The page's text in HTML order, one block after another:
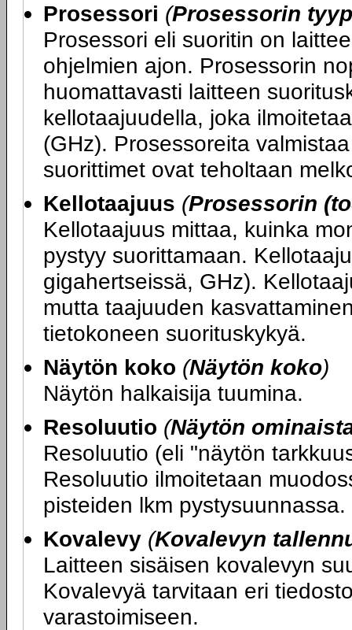
Prosessori (Prosessorin
Prosessori eli suoritin on
ohjelmien ajon. Prosessorin
huomattavasti laitteen
kellotaajuudella, joka
(GHz). Prosessoreita
suorittimet ovat teholtaan
Kellotaajuus (Prosessorin
Kellotaajuus mittaa, kuinka
pystyy suorittamaan.
gigahertseissä, GHz).
mutta taajuuden
tietokoneen suorituskykyä.
Näytön koko (Näytön koko)
Näytön halkaisija tuumina.
Resoluutio (Näytön
Resoluutio (eli "näytön
Resoluutio ilmoitetaan
pisteiden lkm pystysuunnassa.
Kovalevy (Kovalevyn
Laitteen sisäisen kovalevyn
Kovalevyä tarvitaan eri
varastoimiseen.